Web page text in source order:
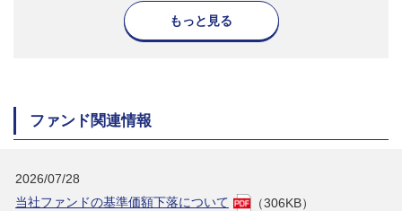
もっと見る
ファンド関連情報
2026/07/28
当社ファンドの基準価額下落について
（306KB）